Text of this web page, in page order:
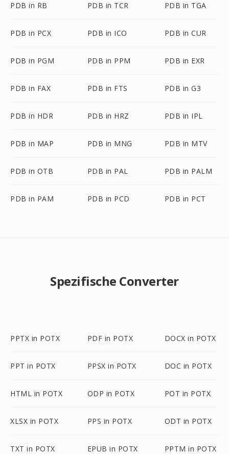
PDB in RB PDB in TCR PDB in TGA
PDB in PCX PDB in ICO PDB in CUR
PDB in PGM PDB in PPM PDB in EXR
PDB in FAX PDB in FTS PDB in G3
PDB in HDR PDB in HRZ PDB in IPL
PDB in MAP PDB in MNG PDB in MTV
PDB in OTB PDB in PAL PDB in PALM
PDB in PAM PDB in PCD PDB in PCT
Spezifische Converter
PPTX in POTX PDF in POTX DOCX in POTX
PPT in POTX PPSX in POTX DOC in POTX
HTML in POTX ODP in POTX POT in POTX
XLSX in POTX PPS in POTX ODT in POTX
TXT in POTX EPUB in POTX PPTM in POTX